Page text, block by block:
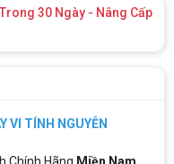
30 Ngày - Nâng Cấp
VI TÍNH NGUYỄN
Chính Hãng Miền Nam